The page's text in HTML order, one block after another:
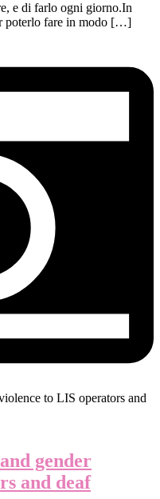
e di farlo ogni giorno.In
poterlo fare in modo […]
gender
and deaf